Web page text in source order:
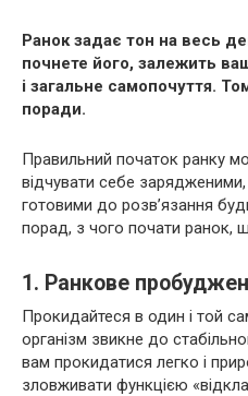
Ранок задає тон на весь
почнете його, залежить
і загальне самопочуття.
поради.
Правильний початок ранку
відчувати себе
готовими до розв’язання
порад, з чого почати ранок,
1. Ранкове
Прокидайтеся в один і той
організм звикне до
вам прокидатися легко і
зловживати функцією